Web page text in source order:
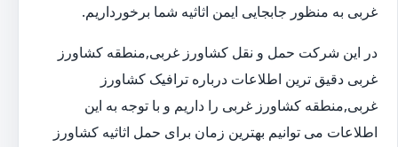
غربی به منظور جابجایی ایمن اثاثیه شما برخورداریم.
در این شرکت حمل و نقل کشاورز غربی,منطقه کشاورز
غربی دقیق ترین اطلاعات درباره ترافیک کشاورز
غربی,منطقه کشاورز غربی را داریم و با توجه به این
اطلاعات می توانیم بهترین زمان برای حمل اثاثیه کشاورز